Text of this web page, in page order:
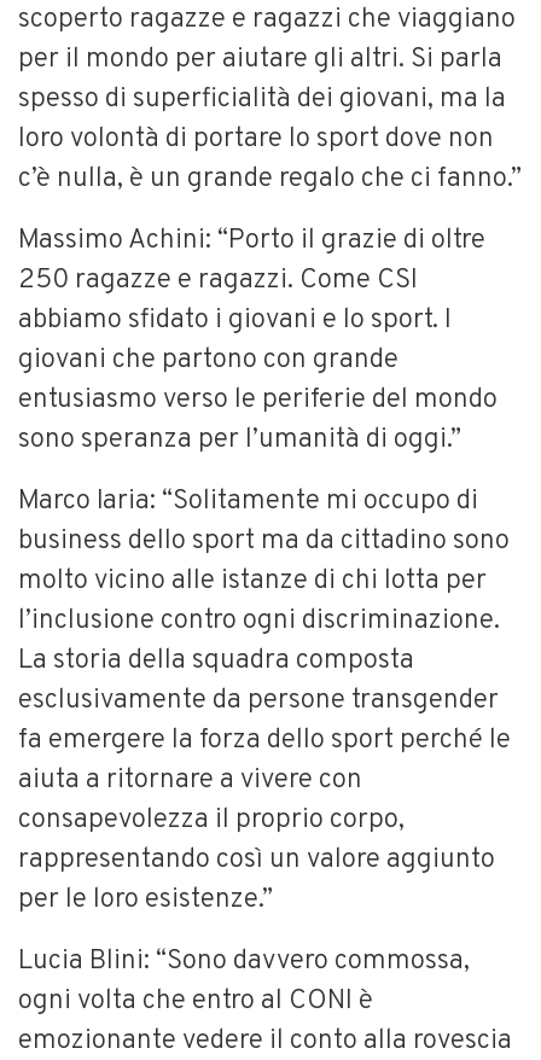
scoperto ragazze e ragazzi che viaggiano
per il mondo per aiutare gli altri. Si parla
spesso di superficialità dei giovani, ma la
loro volontà di portare lo sport dove non
c’è nulla, è un grande regalo che ci fanno.”
Massimo Achini: “Porto il grazie di oltre
250 ragazze e ragazzi. Come CSI
abbiamo sfidato i giovani e lo sport. I
giovani che partono con grande
entusiasmo verso le periferie del mondo
sono speranza per l’umanità di oggi.”
Marco Iaria: “Solitamente mi occupo di
business dello sport ma da cittadino sono
molto vicino alle istanze di chi lotta per
l’inclusione contro ogni discriminazione.
La storia della squadra composta
esclusivamente da persone transgender
fa emergere la forza dello sport perché le
aiuta a ritornare a vivere con
consapevolezza il proprio corpo,
rappresentando così un valore aggiunto
per le loro esistenze.”
Lucia Blini: “Sono davvero commossa,
ogni volta che entro al CONI è
emozionante vedere il conto alla rovescia